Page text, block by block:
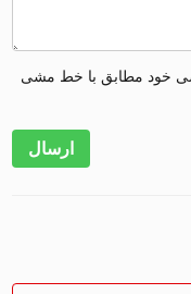
خود مطابق با خط مشی
ارسال